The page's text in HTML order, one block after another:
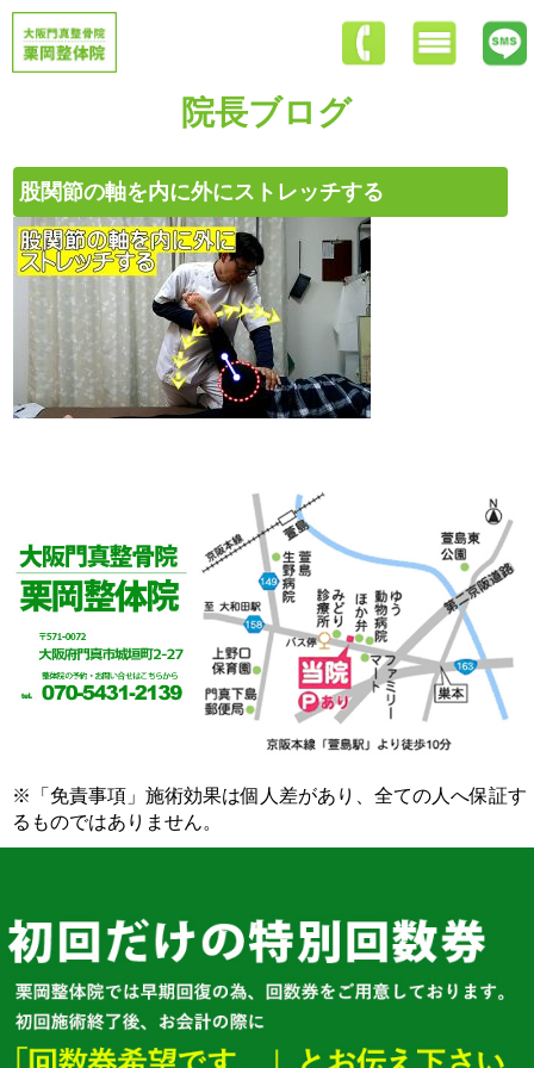
院長ブログ
股関節の軸を内に外にストレッチする
※「免責事項」施術効果は個人差があり、全ての人へ保証す
るものではありません。